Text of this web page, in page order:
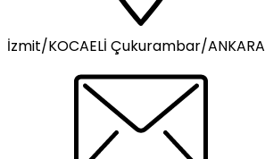
İzmit/KOCAELİ Çukurambar/ANKARA